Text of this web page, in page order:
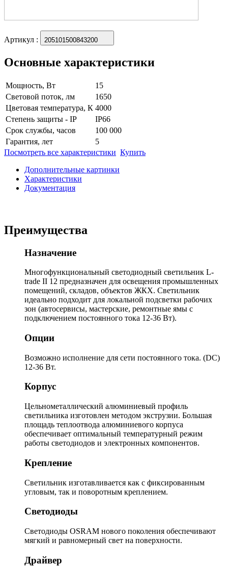
Артикул : 205101500843200
Основные характеристики
Мощность, Вт
15
Световой поток, лм
1650
Цветовая температура, К 4000
Степень защиты - IP
IP66
Срок службы, часов
100 000
Гарантия, лет
5
Посмотреть все характеристики Купить
Дополнительные картинки
Характеристики
Документация
Преимущества
Назначение
Многофункциональный светодиодный светильник L-
trade II 12 предназначен для освещения промышленных
помещений, складов, объектов ЖКХ. Светильник
идеально подходит для локальной подсветки рабочих
зон (автосервисы, мастерские, ремонтные ямы с
подключением постоянного тока 12-36 Вт).
Опции
Возможно исполнение для сети постоянного тока. (DС)
12-36 Вт.
Корпус
Цельнометаллический алюминиевый профиль
светильника изготовлен методом экструзии. Большая
площадь теплоотвода алюминиевого корпуса
обеспечивает оптимальный температурный режим
работы светодиодов и электронных компонентов.
Крепление
Светильник изготавливается как с фиксированным
угловым, так и поворотным креплением.
Светодиоды
Светодиоды OSRAM нового поколения обеспечивают
мягкий и равномерный свет на поверхности.
Драйвер